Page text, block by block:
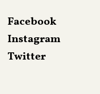
Facebook
Instagram
Twitter